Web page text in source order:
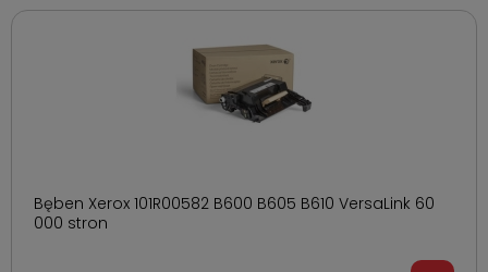
Bęben Xerox 101R00582 B600 B605 B610 VersaLink 60
000 stron